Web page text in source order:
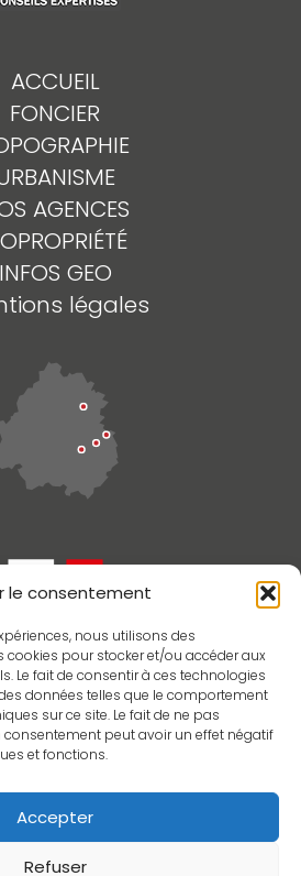
le consentement
nous utilisons des
cookies pour stocker et/ou accéder aux
Le fait de consentir à ces technologies
données telles que le comportement
sur ce site. Le fait de ne pas
consentement peut avoir un effet négatif
et fonctions.
Accepter
Refuser
ACCUEIL
FONCIER
AGENCES
INFOS GEO
légales